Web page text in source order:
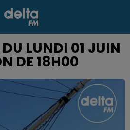
LUNDI 01 JUIN
DE 18H00